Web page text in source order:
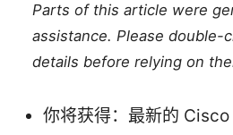
Parts of this article were
assistance. Please double-
details before relying on
你将获得：最新的